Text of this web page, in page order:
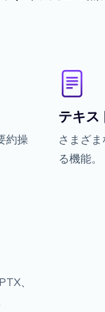
約操
テキス
さまざ
る機能。
、